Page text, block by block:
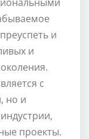
и
и
с
но и
проекты.